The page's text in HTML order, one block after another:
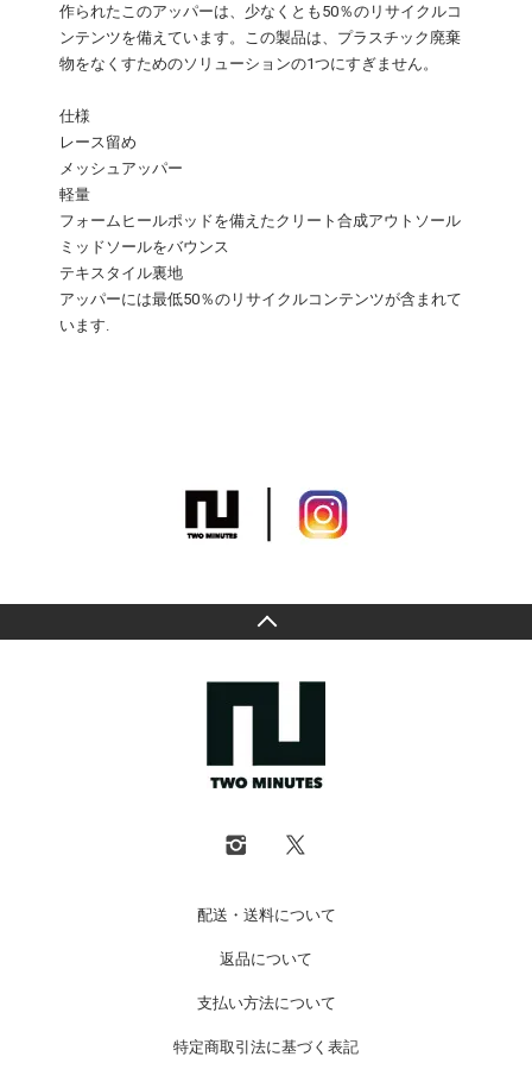
作られたこのアッパーは、少なくとも50％のリサイクルコ
ンテンツを備えています。この製品は、プラスチック廃棄
物をなくすためのソリューションの1つにすぎません。
仕様
レース留め
メッシュアッパー
軽量
フォームヒールポッドを備えたクリート合成アウトソール
ミッドソールをバウンス
テキスタイル裏地
アッパーには最低50％のリサイクルコンテンツが含まれて
います.
配送・送料について
返品について
支払い方法について
特定商取引法に基づく表記